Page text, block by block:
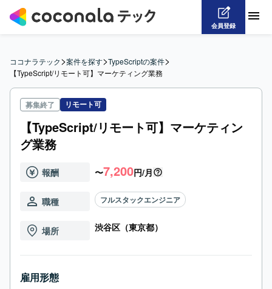
会員登録
ココナラテック>案件を探す>TypeScriptの案件>
【TypeScript/リモート可】マーケティング業務
募集終了 リモート可
【TypeScript/リモート可】マーケティン
グ業務
報酬 〜7,200円/月
職種 フルスタックエンジニア
場所 渋谷区（東京都）
雇用形態